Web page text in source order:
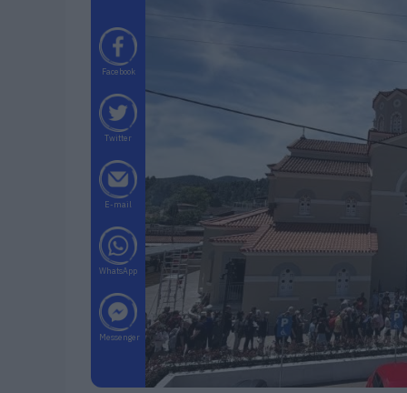
Facebook
Twitter
E-mail
WhatsApp
Messenger